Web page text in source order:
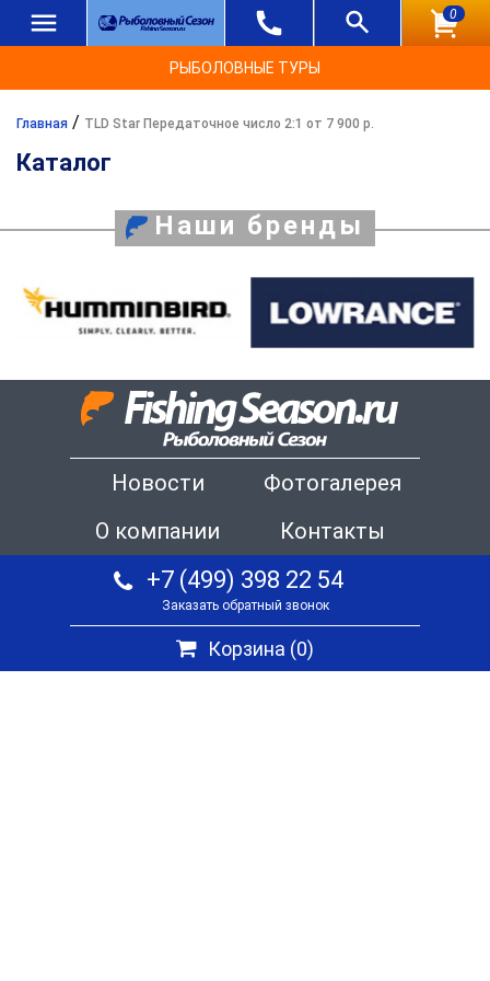
0
РЫБОЛОВНЫЕ ТУРЫ
Главная / TLD Star Передаточное число 2:1 от 7 900 р.
Каталог
Наши бренды
Новости
Фотогалерея
О компании
Контакты
+7 (499) 398 22 54
Заказать обратный звонок
Корзина (0)